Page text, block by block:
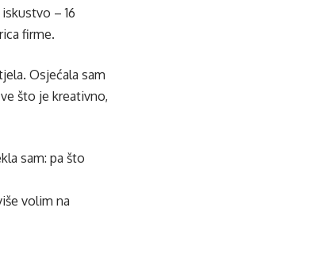
– 16
firme.
Osjećala sam
što je kreativno,
sam: pa što
volim na